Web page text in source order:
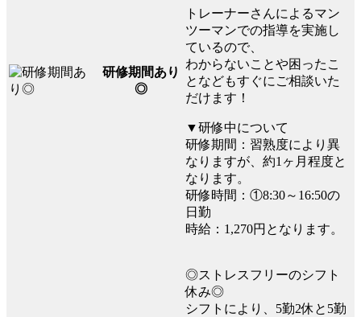
研修期間あり
◎
トレーナーさんによるマン
ツーマンでの指導を実施し
ているので、
わからないことや困ったこ
となどもすぐにご相談いた
だけます！
▼研修中について
研修期間：習熟度により異
なりますが、約1ヶ月程度と
なります。
研修時間：①8:30～16:50の
日勤
時給：1,270円となります。
◎ストレスフリーのシフト
休み◎
シフトにより、5勤2休と5勤